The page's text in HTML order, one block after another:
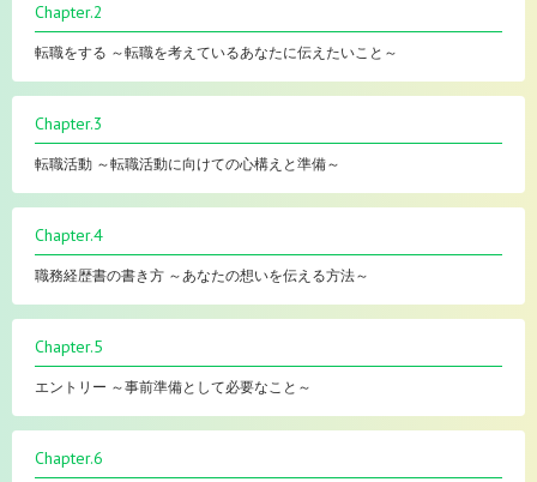
Chapter.2
転職をする ～転職を考えているあなたに伝えたいこと～
Chapter.3
転職活動 ～転職活動に向けての心構えと準備～
Chapter.4
職務経歴書の書き方 ～あなたの想いを伝える方法～
Chapter.5
エントリー ～事前準備として必要なこと～
Chapter.6